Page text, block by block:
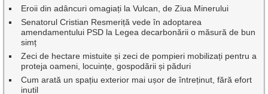
Eroii din adâncuri omagiați la Vulcan, de Ziua Minerului
Senatorul Cristian Resmeriță vede în adoptarea
amendamentului PSD la Legea decarbonării o măsură de bun
simț
Zeci de hectare mistuite și zeci de pompieri mobilizați pentru a
proteja oameni, locuințe, gospodării și păduri
Cum arată un spațiu exterior mai ușor de întreținut, fără efort
inutil